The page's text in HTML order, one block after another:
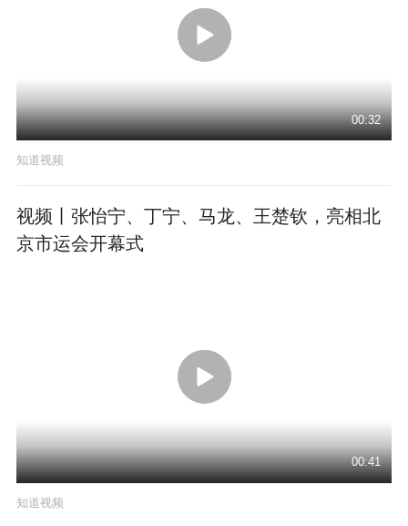
00:32
知道视频
视频丨张怡宁、丁宁、马龙、王楚钦，亮相北
京市运会开幕式
00:41
知道视频